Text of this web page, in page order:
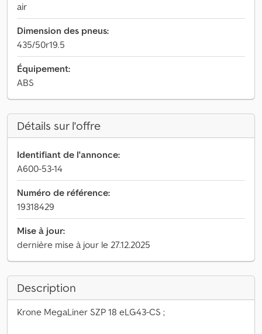
air
Dimension des pneus:
435/50r19.5
Équipement:
ABS
Détails sur l'offre
Identifiant de l'annonce:
A600-53-14
Numéro de référence:
19318429
Mise à jour:
dernière mise à jour le 27.12.2025
Description
Krone MegaLiner SZP 18 eLG43-CS ;